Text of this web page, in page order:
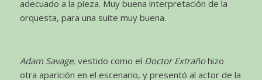
adecuado a la pieza. Muy buena interpretación de la
orquesta, para una suite muy buena.
Adam Savage, vestido como el Doctor Extrañohizo
otra aparición en el escenario, y presentó al actor de la